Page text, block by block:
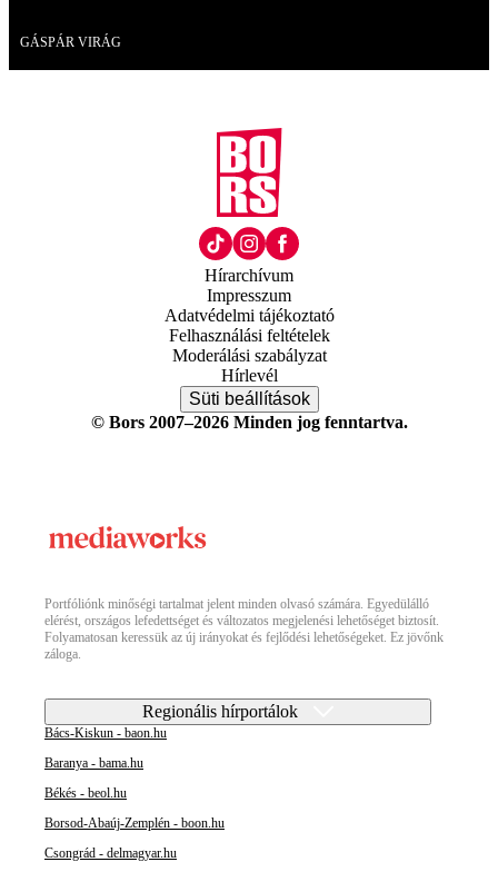
GÁSPÁR VIRÁG
Hírarchívum
Impresszum
Adatvédelmi tájékoztató
Felhasználási feltételek
Moderálási szabályzat
Hírlevél
Süti beállítások
© Bors 2007–2026 Minden jog fenntartva.
Portfóliónk minőségi tartalmat jelent minden olvasó számára. Egyedülálló
elérést, országos lefedettséget és változatos megjelenési lehetőséget biztosít.
Folyamatosan keressük az új irányokat és fejlődési lehetőségeket. Ez jövőnk
záloga.
Regionális hírportálok
Bács-Kiskun - baon.hu
Baranya - bama.hu
Békés - beol.hu
Borsod-Abaúj-Zemplén - boon.hu
Csongrád - delmagyar.hu